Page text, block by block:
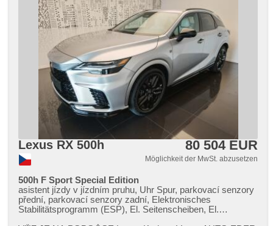
Lexus RX 500h 80 504 EUR
Möglichkeit der MwSt. abzusetzen
500h F Sport Special Edition
asistent jízdy v jízdním pruhu, Uhr Spur, parkovací senzory
přední, parkovací senzory zadní, Elektronisches
Stabilitätsprogramm (ESP), El. Seitenscheiben, El.